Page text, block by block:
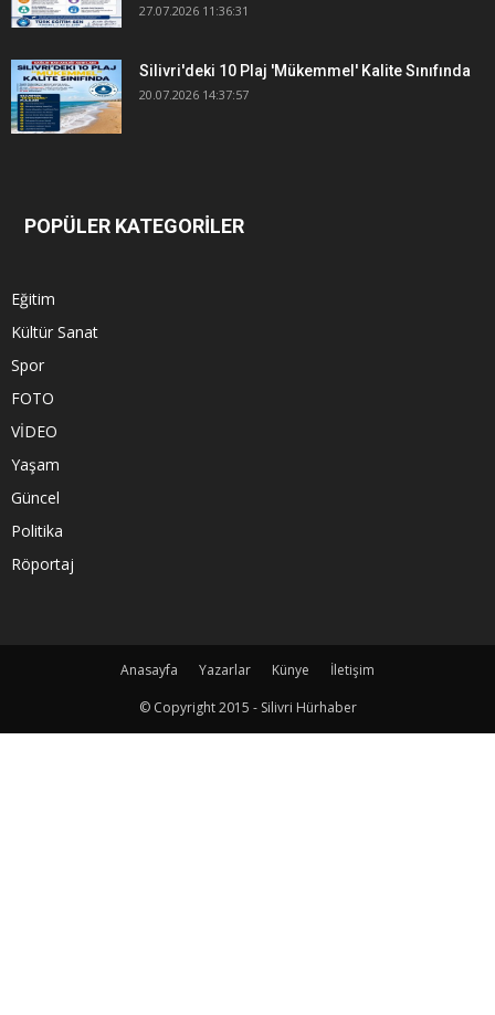
27.07.2026 11:36:31
Silivri'deki 10 Plaj 'Mükemmel' Kalite Sınıfında
20.07.2026 14:37:57
POPÜLER KATEGORİLER
Eğitim
Kültür Sanat
Spor
FOTO
VİDEO
Yaşam
Güncel
Politika
Röportaj
Anasayfa Yazarlar Künye
İletişim
© Copyright 2015 - Silivri Hürhaber